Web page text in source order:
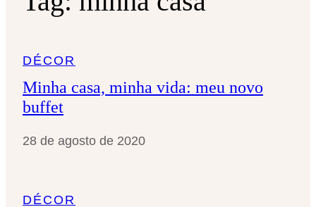
DÉCOR
Minha casa, minha vida: meu novo
buffet
28 de agosto de 2020
DÉCOR